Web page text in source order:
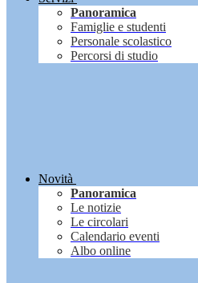
Panoramica
Famiglie e studenti
Personale scolastico
Percorsi di studio
Novità
Panoramica
Le notizie
Le circolari
Calendario eventi
Albo online